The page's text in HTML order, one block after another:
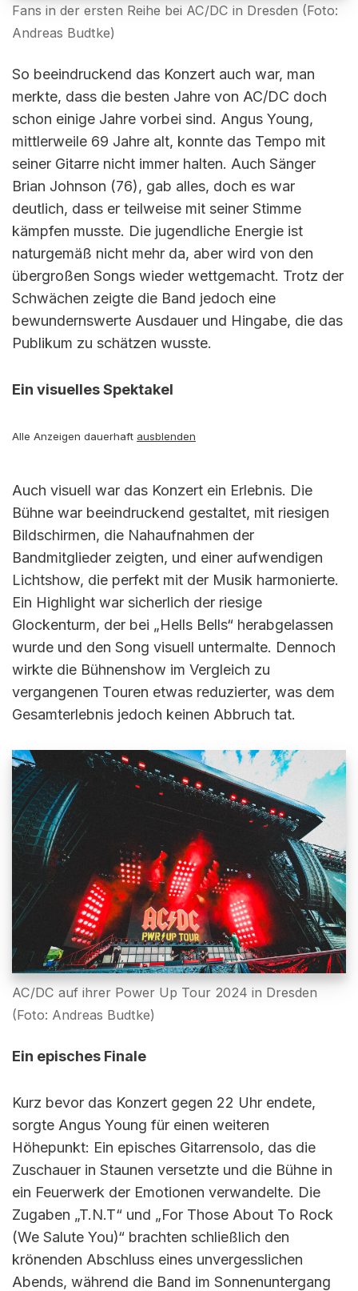
Fans in der ersten Reihe bei AC/DC in Dresden (Foto:
Andreas Budtke)
So beeindruckend das Konzert auch war, man
merkte, dass die besten Jahre von AC/DC doch
schon einige Jahre vorbei sind. Angus Young,
mittlerweile 69 Jahre alt, konnte das Tempo mit
seiner Gitarre nicht immer halten. Auch Sänger
Brian Johnson (76), gab alles, doch es war
deutlich, dass er teilweise mit seiner Stimme
kämpfen musste. Die jugendliche Energie ist
naturgemäß nicht mehr da, aber wird von den
übergroßen Songs wieder wettgemacht. Trotz der
Schwächen zeigte die Band jedoch eine
bewundernswerte Ausdauer und Hingabe, die das
Publikum zu schätzen wusste.
Ein visuelles Spektakel
Alle Anzeigen dauerhaft ausblenden
Auch visuell war das Konzert ein Erlebnis. Die
Bühne war beeindruckend gestaltet, mit riesigen
Bildschirmen, die Nahaufnahmen der
Bandmitglieder zeigten, und einer aufwendigen
Lichtshow, die perfekt mit der Musik harmonierte.
Ein Highlight war sicherlich der riesige
Glockenturm, der bei „Hells Bells“ herabgelassen
wurde und den Song visuell untermalte. Dennoch
wirkte die Bühnenshow im Vergleich zu
vergangenen Touren etwas reduzierter, was dem
Gesamterlebnis jedoch keinen Abbruch tat.
AC/DC auf ihrer Power Up Tour 2024 in Dresden
(Foto: Andreas Budtke)
Ein episches Finale
Kurz bevor das Konzert gegen 22 Uhr endete,
sorgte Angus Young für einen weiteren
Höhepunkt: Ein episches Gitarrensolo, das die
Zuschauer in Staunen versetzte und die Bühne in
ein Feuerwerk der Emotionen verwandelte. Die
Zugaben „T.N.T“ und „For Those About To Rock
(We Salute You)“ brachten schließlich den
krönenden Abschluss eines unvergesslichen
Abends, während die Band im Sonnenuntergang